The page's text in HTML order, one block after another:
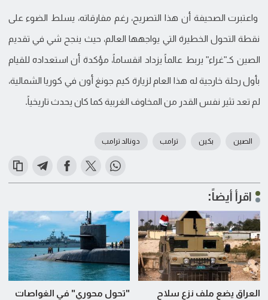
واعتبرت الصحيفة أن هذا التصريح، رغم مفارقاته، يسلط الضوء على
نقطة التحول الخطيرة التي يواجهها العالم، حيث ينجح شي في تقديم
الصين كـ"غراء" يربط عالماً يزداد انقساماً، مؤكدة أن استعداده للقيام
بأول رحلة خارجية له هذا العام لزيارة كيم جونغ أون في كوريا الشمالية،
لم تعد تثير نفس القدر من المخاوف الغربية كما كان يحدث تاريخياً.
الصين بكين ترامب دونالد ترامب
اقرأ أيضاً:
العراق يضع ملف نزع سلاح
"تحول محوري" في الغواصات